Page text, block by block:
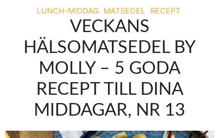
LUNCH-MIDDAG MATSEDEL RECEPT
VECKANS
HÄLSOMATSEDEL BY
MOLLY – 5 GODA
RECEPT TILL DINA
MIDDAGAR, NR 13